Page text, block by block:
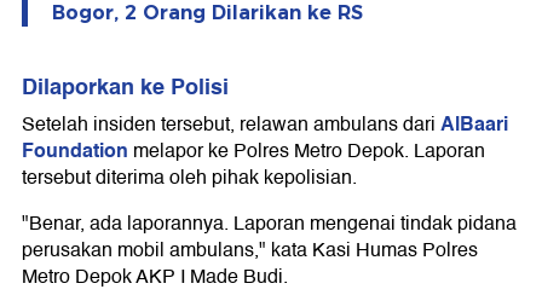
Bogor, 2 Orang Dilarikan ke RS
Dilaporkan ke Polisi
Setelah insiden tersebut, relawan ambulans dariAlBaari
Foundation melapor ke Polres Metro Depok. Laporan
tersebut diterima oleh pihak kepolisian.
"Benar, ada laporannya. Laporan mengenai tindak pidana
perusakan mobil ambulans," kata Kasi Humas Polres
Metro Depok AKP I Made Budi.